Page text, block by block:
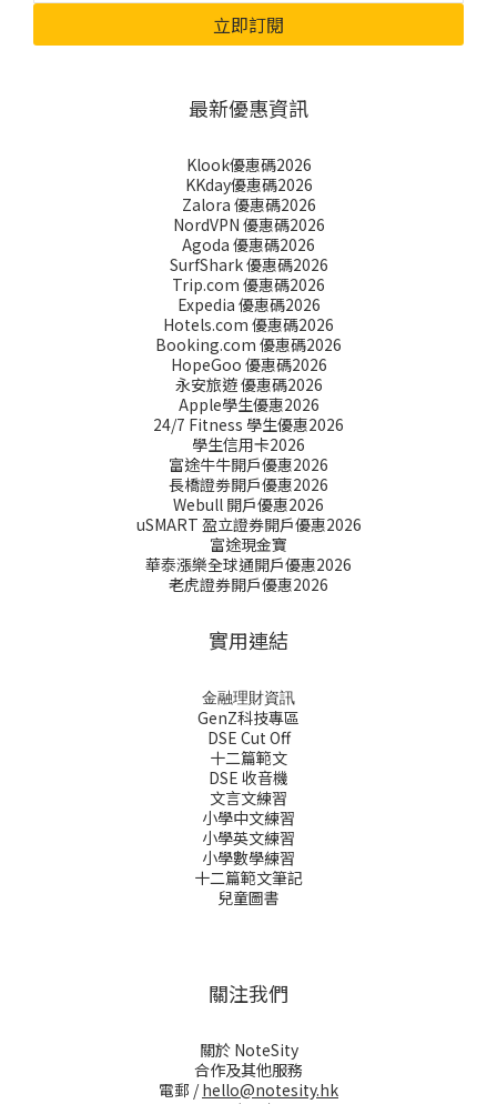
立即訂閱
最新優惠資訊
Klook優惠碼2026
KKday優惠碼2026
Zalora 優惠碼2026
NordVPN 優惠碼2026
Agoda 優惠碼2026
SurfShark 優惠碼2026
Trip.com 優惠碼2026
Expedia 優惠碼2026
Hotels.com 優惠碼2026
Booking.com 優惠碼2026
HopeGoo 優惠碼2026
永安旅遊 優惠碼2026
Apple學生優惠2026
24/7 Fitness 學生優惠2026
學生信用卡2026
富途牛牛開戶優惠2026
長橋證劵開戶優惠2026
Webull 開戶優惠2026
uSMART 盈立證券開戶優惠2026
富途現金寶
華泰漲樂全球通開戶優惠2026
老虎證券開戶優惠2026
實用連結
金融理財資訊
GenZ科技專區
DSE Cut Off
十二篇範文
DSE 收音機
文言文練習
小學中文練習
小學英文練習
小學數學練習
十二篇範文筆記
兒童圖書
關注我們
關於 NoteSity
合作及其他服務
電郵 /hello@notesity.hk